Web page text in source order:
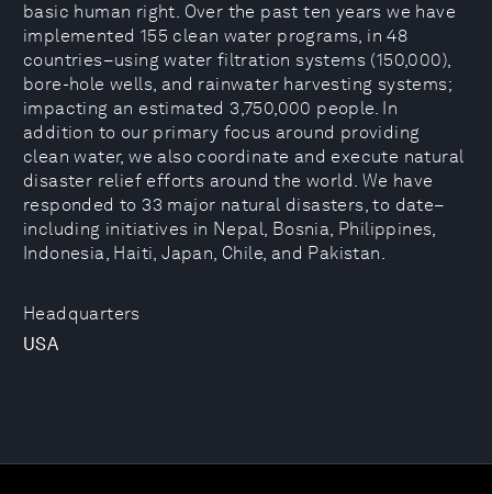
Headquarters
USA
basic human right. Over the past ten years we have
implemented 155 clean water programs, in 48
countries–using water filtration systems (150,000),
bore-hole wells, and rainwater harvesting systems;
impacting an estimated 3,750,000 people. In
addition to our primary focus around providing
clean water, we also coordinate and execute natural
disaster relief efforts around the world. We have
responded to 33 major natural disasters, to date–
including initiatives in Nepal, Bosnia, Philippines,
Indonesia, Haiti, Japan, Chile, and Pakistan.